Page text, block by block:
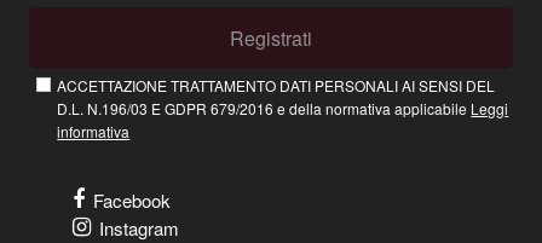
Registrati
ACCETTAZIONE TRATTAMENTO DATI PERSONALI AI SENSI DEL
D.L. N.196/03 E GDPR 679/2016 e della normativa applicabile Leggi
informativa
Facebook
Instagram